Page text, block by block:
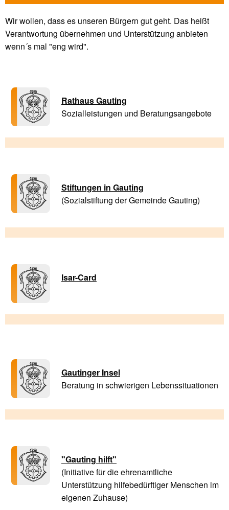
Wir wollen, dass es unseren Bürgern gut geht. Das heißt
Verantwortung übernehmen und Unterstützung anbieten
wenn´s mal "eng wird".
Rathaus Gauting
Sozialleistungen und Beratungsangebote
Stiftungen in Gauting
(Sozialstiftung der Gemeinde Gauting)
Isar-Card
Gautinger Insel
Beratung in schwierigen Lebenssituationen
"Gauting hilft"
(Initiative für die ehrenamtliche
Unterstützung hilfebedürftiger Menschen im
eigenen Zuhause)